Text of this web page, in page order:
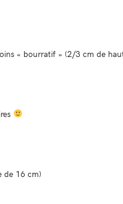
« bourratif » (2/3 cm de
de 16 cm)